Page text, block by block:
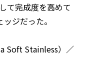
て完成度を高めて
ジだった。
Soft Stainless）／